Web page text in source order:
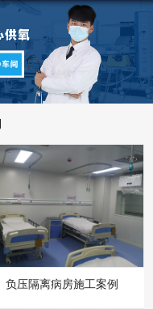
负压隔离病房施工案例